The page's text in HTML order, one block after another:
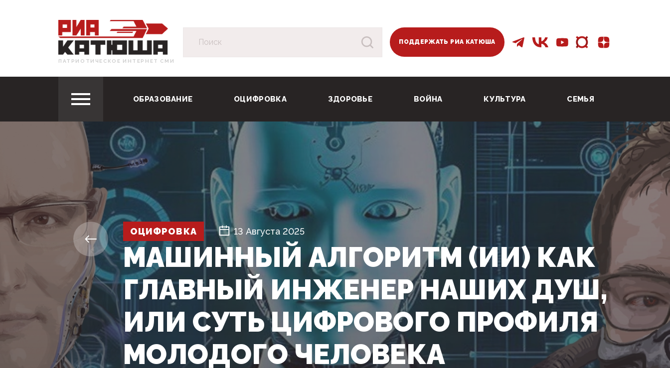
ПАТРИОТИЧЕСКОЕ ИНТЕРНЕТ СМИ
ПОДДЕРЖАТЬ РИА КАТЮША
ОБРАЗОВАНИЕ ОЦИФРОВКА ЗДОРОВЬЕ ВОЙНА КУЛЬТУРА СЕМЬЯ
ОЦИФРОВКА 13 Августа 2025
МАШИННЫЙ АЛГОРИТМ (ИИ) КАК
ГЛАВНЫЙ ИНЖЕНЕР НАШИХ ДУШ,
ИЛИ СУТЬ ЦИФРОВОГО ПРОФИЛЯ
МОЛОДОГО ЧЕЛОВЕКА